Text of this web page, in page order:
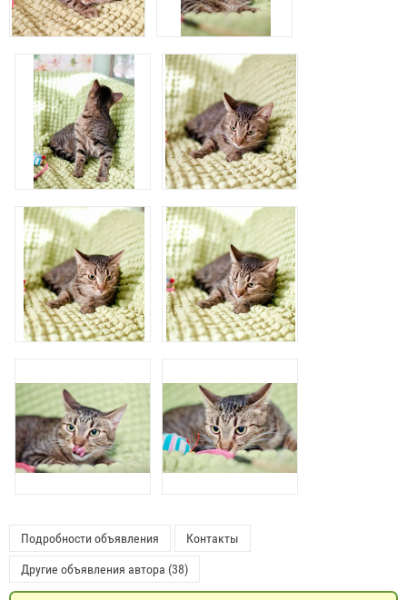
Подробности объявления Контакты
Другие объявления автора (38)